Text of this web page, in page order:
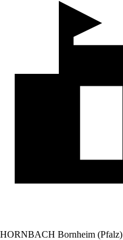
HORNBACH Bornheim (Pfalz)